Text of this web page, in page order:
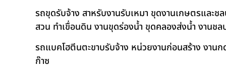
รถขุดรับจ้าง สาหรับงานรับเหมา ขุดงานเกษตรและ
สวน ทำเขื่อนดิน งานขุดร่องน้ำ ขุดคลองส่งน้ำ งานช
รถแบคโฮตีนตะขาบรับจ้าง หน่วยงานก่อนสร้าง งาน
ก๊าซ